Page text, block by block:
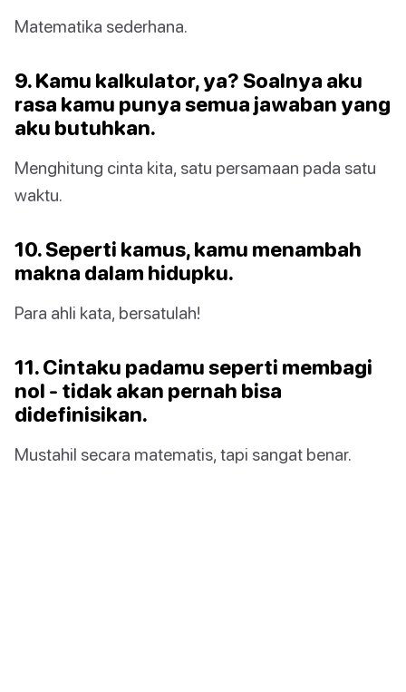
Matematika sederhana.
9. Kamu kalkulator, ya? Soalnya aku
rasa kamu punya semua jawaban yang
aku butuhkan.
Menghitung cinta kita, satu persamaan pada satu
waktu.
10. Seperti kamus, kamu menambah
makna dalam hidupku.
Para ahli kata, bersatulah!
11. Cintaku padamu seperti membagi
nol - tidak akan pernah bisa
didefinisikan.
Mustahil secara matematis, tapi sangat benar.